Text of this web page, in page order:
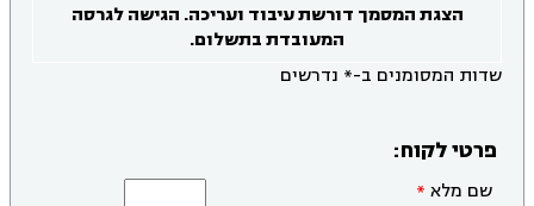
הצגת המסמך דורשת עיבוד ועריכה. הגישה לגרסה
המעובדת בתשלום.
שדות המסומנים ב-* נדרשים
פרטי לקוח:
שם מלא